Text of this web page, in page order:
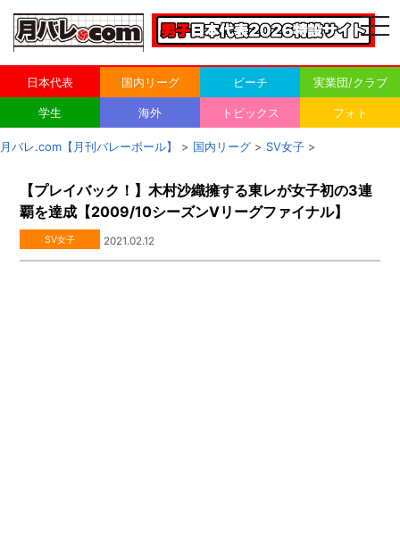
日本代表 国内リーグ ビーチ 実業団/クラブ
学生 海外 トピックス フォト
月バレ.com【月刊バレーボール】 > 国内リーグ > SV女子 >
【プレイバック！】木村沙織擁する東レが女子初の3連
覇を達成【2009/10シーズンVリーグファイナル】
SV女子 2021.02.12